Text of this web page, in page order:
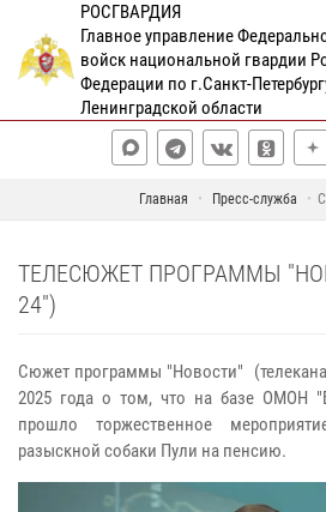
РОСГВАРДИЯ
Главное управление
войск национальной гвардии
Федерации по г.Санкт-
Ленинградской области
Главная Пресс-служба
ТЕЛЕСЮЖЕТ ПРОГРАММЫ
24")
Сюжет программы "Новости"
2025 года о том, что на базе ОМОН
прошло торжественное
разыскной собаки Пули на пенсию.